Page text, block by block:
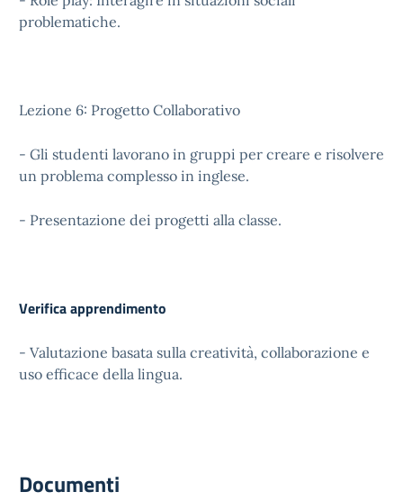
problematiche.
Lezione 6: Progetto Collaborativo
- Gli studenti lavorano in gruppi per creare e risolvere
un problema complesso in inglese.
- Presentazione dei progetti alla classe.
Verifica apprendimento
- Valutazione basata sulla creatività, collaborazione e
uso efficace della lingua.
Documenti